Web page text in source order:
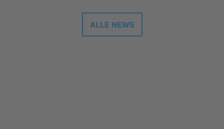
ALLE NEWS